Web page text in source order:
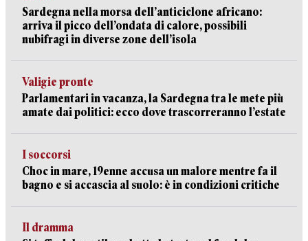
Sardegna nella morsa dell’anticiclone africano:
arriva il picco dell’ondata di calore, possibili
nubifragi in diverse zone dell’isola
Valigie pronte
Parlamentari in vacanza, la Sardegna tra le mete più
amate dai politici: ecco dove trascorreranno l’estate
I soccorsi
Choc in mare, 19enne accusa un malore mentre fa il
bagno e si accascia al suolo: è in condizioni critiche
Il dramma